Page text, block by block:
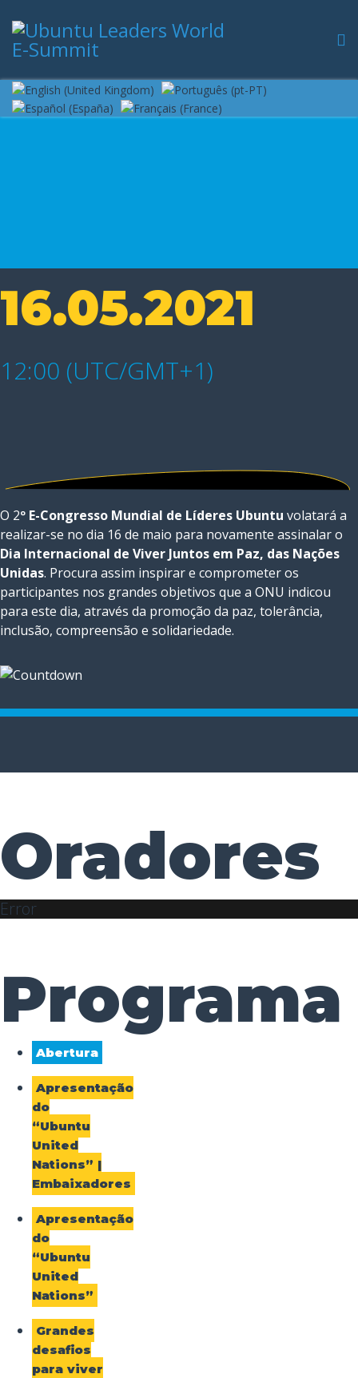
16.05.2021
12:00 (UTC/GMT+1)
O 2º E-Congresso Mundial de Líderes Ubuntu volatará a
realizar-se no dia 16 de maio para novamente assinalar o
Dia Internacional de Viver Juntos em Paz, das Nações
Unidas. Procura assim inspirar e comprometer os
participantes nos grandes objetivos que a ONU indicou
para este dia, através da promoção da paz, tolerância,
inclusão, compreensão e solidariedade.
Oradores
Error
Programa
Abertura
Apresentação
do
“Ubuntu
United
Nations” |
Embaixadores
Apresentação
do
“Ubuntu
United
Nations”
Grandes
desafios
para viver